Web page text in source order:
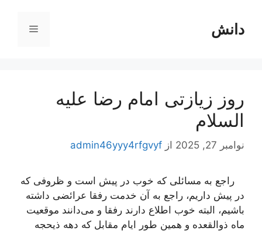
محتوادانش فهرست
روز زیازتی امام رضا علیه
السلام
نوامبر 27, 2025 از admin46yyy4rfgvyf
راجع به مسائلی كه خوب در پیش است و ظروفی كه
در پیش داریم، راجع به آن خدمت رفقا عرائضی داشته
باشیم، البته خوب اطلاع دارند رفقا و می‌دانند موقعیت
ماه ذوالقعده و همین طور ایام مقابل كه دهه ذیحجه